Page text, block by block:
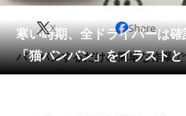
会員記事
メディア
寒い時期、全ドライバーは
「猫バンバン」をイラスト
X Share
バンバンするだけの簡単な作業